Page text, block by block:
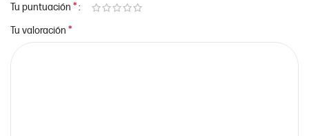
Tu puntuación *
Tu valoración *